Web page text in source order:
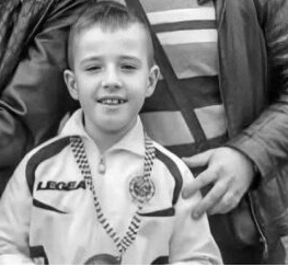
vala. Svježije u petak. Negdje stižu i